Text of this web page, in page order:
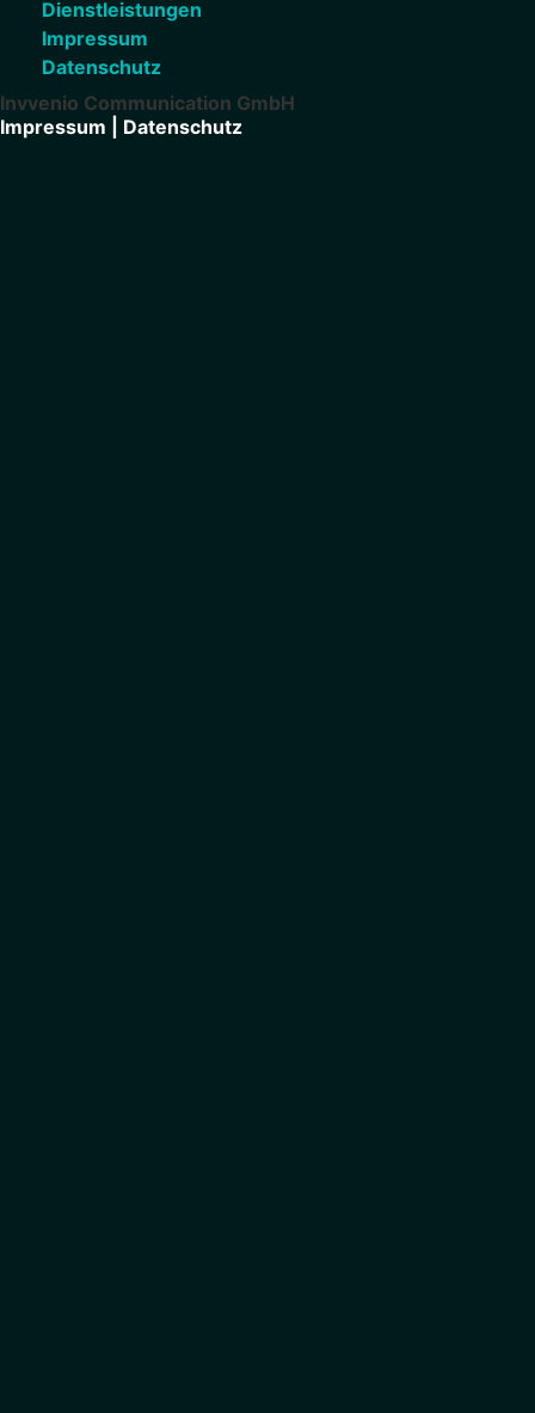
Dienstleistungen
Impressum
Datenschutz
Invvenio Communication GmbH
Impressum | Datenschutz